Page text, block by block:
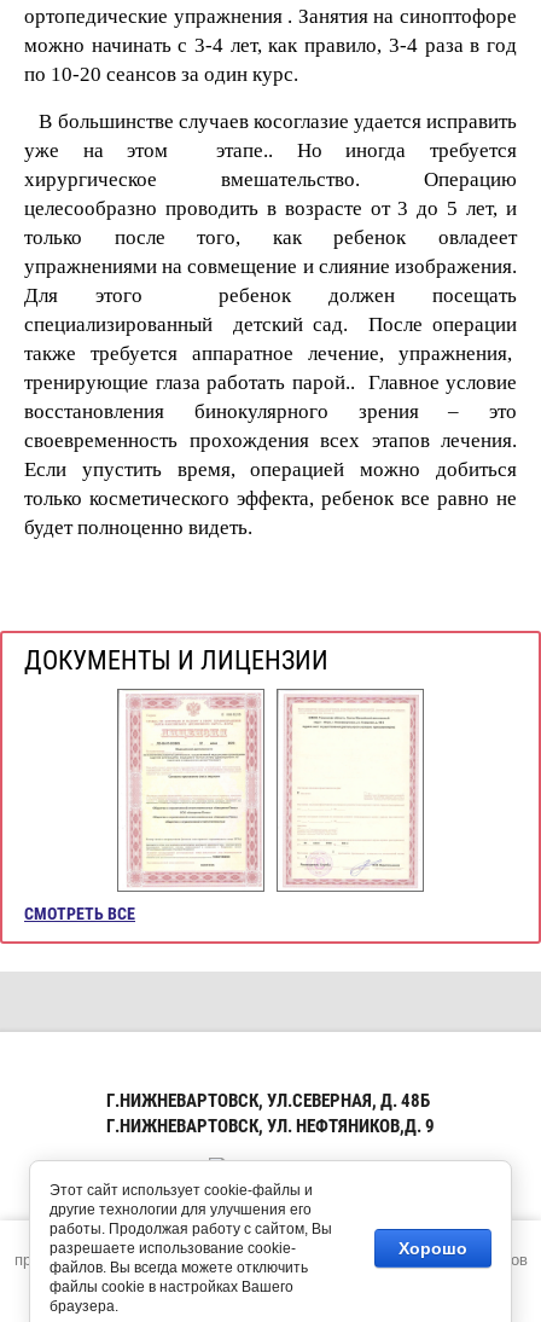
Этот сайт использует файлы cookie и метаданные. Продолжая
просматривать его, вы соглашаетесь на использование нами файлов
cookie и метаданных в соответствии с
конфиденциальности
ортопедические упражнения . Занятия на синоптофоре
можно начинать с 3-4 лет, как правило, 3-4 раза в год
по 10-20 сеансов за один курс.
В большинстве случаев косоглазие удается исправить
уже на этом этапе.. Но иногда требуется
хирургическое вмешательство. Операцию
целесообразно проводить в возрасте от 3 до 5 лет, и
только после того, как ребенок овладеет
упражнениями на совмещение и слияние изображения.
Для этого ребенок должен посещать
специализированный детский сад. После операции
также требуется аппаратное лечение, упражнения,
тренирующие глаза работать парой.. Главное условие
восстановления бинокулярного зрения – это
своевременность прохождения всех этапов лечения.
Если упустить время, операцией можно добиться
только косметического эффекта, ребенок все равно не
будет полноценно видеть.
ДОКУМЕНТЫ И ЛИЦЕНЗИИ
СМОТРЕТЬ ВСЕ
Г.НИЖНЕВАРТОВСК, УЛ.СЕВЕРНАЯ, Д. 48Б
Г.НИЖНЕВАРТОВСК, УЛ. НЕФТЯНИКОВ,Д. 9
Copyright © 2015 - 2026
Авиценна-Плюс
Политика конфиденциальности
Megagroup.ru
Этот сайт использует cookie-файлы и
другие технологии для улучшения его
работы. Продолжая работу с сайтом, Вы
разрешаете использование cookie-
файлов. Вы всегда можете отключить
файлы cookie в настройках Вашего
браузера.
Хорошо